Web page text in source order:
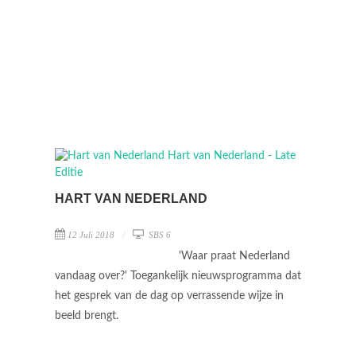
HART VAN NEDERLAND
12 Juli 2018 SBS 6
'Waar praat Nederland
vandaag over?' Toegankelijk nieuwsprogramma dat
het gesprek van de dag op verrassende wijze in
beeld brengt.